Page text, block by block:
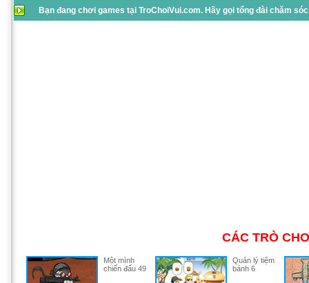
Bạn đang chơi games tại TroChoiVui.com. Hãy gọi tổng đài chăm
CÁC TRÒ
Một mình
chiến đấu 49
Quản lý tiệm
bánh 6